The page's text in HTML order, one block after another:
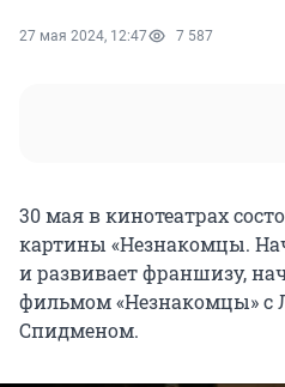
27 мая 2024, 12:47 7 587
30 мая в кинотеатрах
картины «Незнакомцы.
и развивает франшизу,
фильмом «Незнакомцы» с
Спидменом.